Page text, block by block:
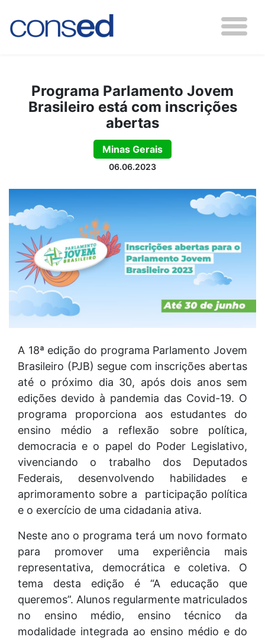
Programa Parlamento Jovem
Brasileiro está com inscrições
abertas
Minas Gerais
06.06.2023
A 18ª edição do programa Parlamento Jovem
Brasileiro (PJB) segue com inscrições abertas
até o próximo dia 30, após dois anos sem
edições devido à pandemia das Covid-19. O
programa proporciona aos estudantes do
ensino médio a reflexão sobre política,
democracia e o papel do Poder Legislativo,
vivenciando o trabalho dos Deputados
Federais, desenvolvendo habilidades e
aprimoramento sobre a participação política
e o exercício de uma cidadania ativa.
Neste ano o programa terá um novo formato
para promover uma experiência mais
representativa, democrática e coletiva. O
tema desta edição é “A educação que
queremos”. Alunos regularmente matriculados
no ensino médio, ensino técnico da
modalidade integrada ao ensino médio e do